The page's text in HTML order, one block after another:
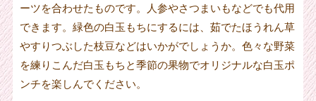
ーツを合わせたものです。人参やさつまいもなどでも代用
できます。緑色の白玉もちにするには、茹でたほうれん草
やすりつぶした枝豆などはいかがでしょうか。色々な野菜
を練りこんだ白玉もちと季節の果物でオリジナルな白玉ポ
ンチを楽しんでください。